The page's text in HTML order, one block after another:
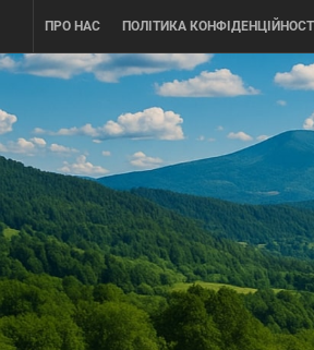
content
ПРО НАС ПОЛІТИКА КОНФІДЕНЦІЙНОСТІ